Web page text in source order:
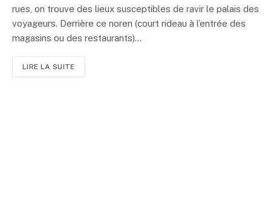
rues, on trouve des lieux susceptibles de ravir le palais des
voyageurs. Derrière ce noren (court rideau à l’entrée des
magasins ou des restaurants)...
LIRE LA SUITE